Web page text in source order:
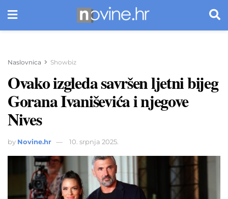
Naslovnica Showbiz
Ovako izgleda savršen ljetni bijeg
Gorana Ivaniševića i njegove
Nives
by Novine.hr 10. srpnja 2025.